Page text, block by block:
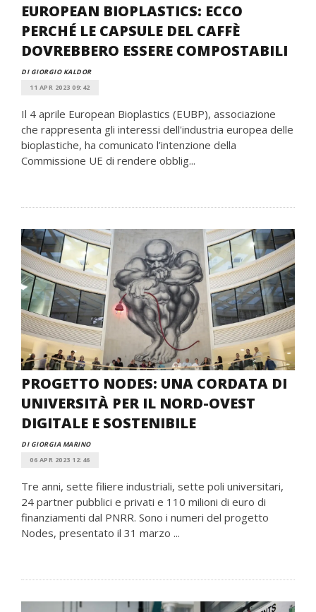
EUROPEAN BIOPLASTICS: ECCO
PERCHÉ LE CAPSULE DEL CAFFÈ
DOVREBBERO ESSERE COMPOSTABILI
DI GIORGIO KALDOR
11 APR 2023 09:42
Il 4 aprile European Bioplastics (EUBP), associazione
che rappresenta gli interessi dell'industria europea delle
bioplastiche, ha comunicato l’intenzione della
Commissione UE di rendere obblig...
PROGETTO NODES: UNA CORDATA DI
UNIVERSITÀ PER IL NORD-OVEST
DIGITALE E SOSTENIBILE
DI GIORGIA MARINO
06 APR 2023 12:46
Tre anni, sette filiere industriali, sette poli universitari,
24 partner pubblici e privati e 110 milioni di euro di
finanziamenti dal PNRR. Sono i numeri del progetto
Nodes, presentato il 31 marzo ...